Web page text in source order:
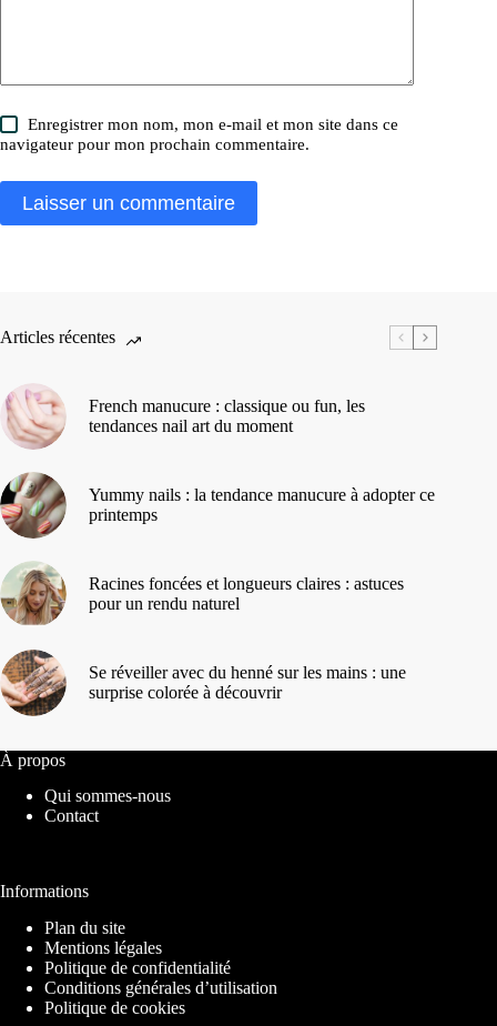
Enregistrer mon nom, mon e-mail et mon site dans ce
navigateur pour mon prochain commentaire.
Laisser un commentaire
Articles récentes
French manucure : classique ou fun, les
tendances nail art du moment
Yummy nails : la tendance manucure à adopter ce
printemps
Racines foncées et longueurs claires : astuces
pour un rendu naturel
Se réveiller avec du henné sur les mains : une
surprise colorée à découvrir
À propos
Qui sommes-nous
Contact
Informations
Plan du site
Mentions légales
Politique de confidentialité
Conditions générales d’utilisation
Politique de cookies